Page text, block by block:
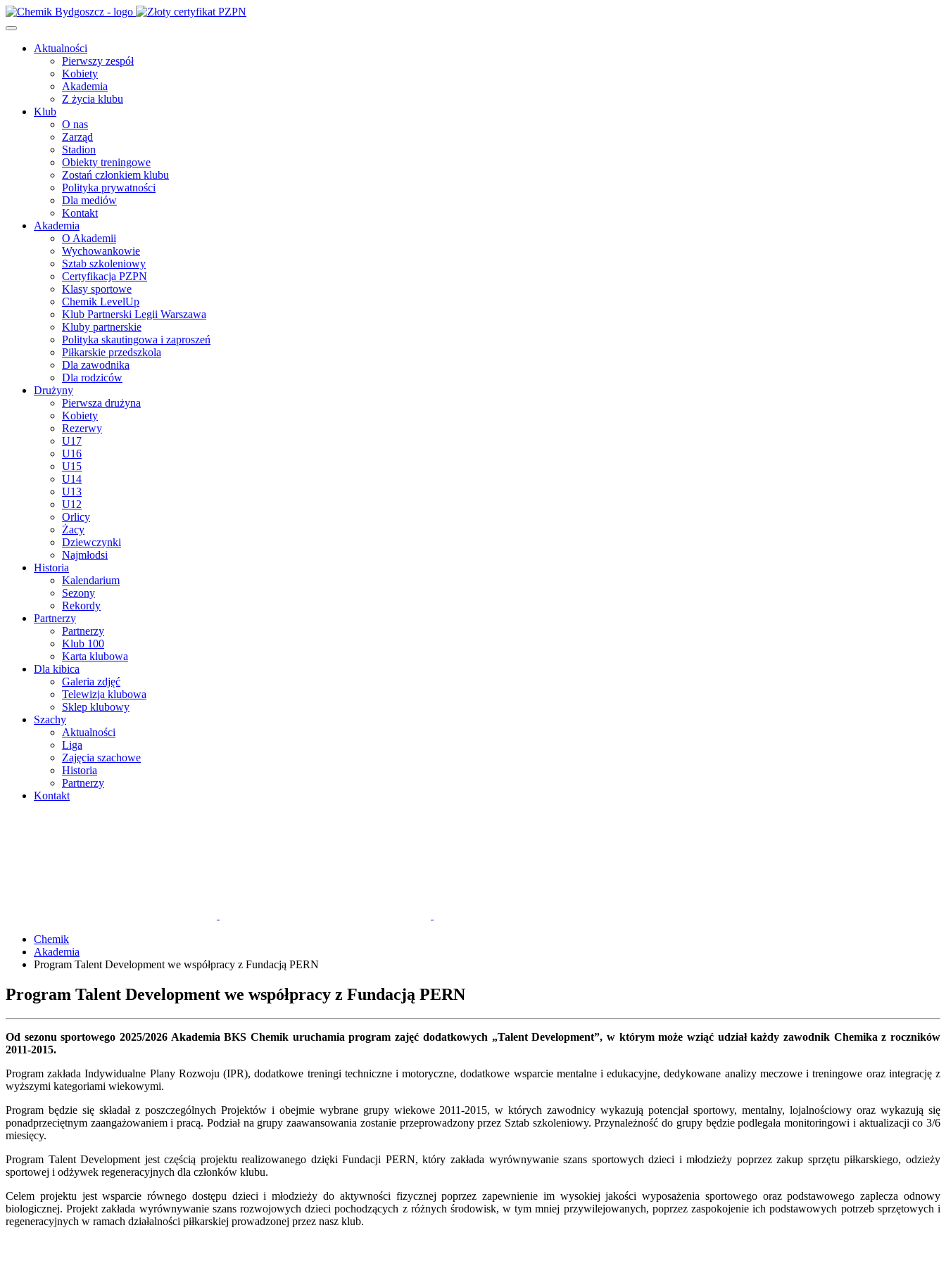
Aktualności
Pierwszy zespół
Kobiety
Akademia
Z życia klubu
Klub
O nas
Zarząd
Stadion
Obiekty treningowe
Zostań członkiem klubu
Polityka prywatności
Dla mediów
Kontakt
Akademia
O Akademii
Wychowankowie
Sztab szkoleniowy
Certyfikacja PZPN
Klasy sportowe
Chemik LevelUp
Klub Partnerski Legii Warszawa
Kluby partnerskie
Polityka skautingowa i zaproszeń
Piłkarskie przedszkola
Dla zawodnika
Dla rodziców
Drużyny
Pierwsza drużyna
Kobiety
Rezerwy
U17
U16
U15
U14
U13
U12
Orlicy
Żacy
Dziewczynki
Najmłodsi
Historia
Kalendarium
Sezony
Rekordy
Partnerzy
Partnerzy
Klub 100
Karta klubowa
Dla kibica
Galeria zdjęć
Telewizja klubowa
Sklep klubowy
Szachy
Aktualności
Liga
Zajęcia szachowe
Historia
Partnerzy
Kontakt
Chemik
Akademia
Program Talent Development we współpracy z Fundacją PERN
Program Talent Development we współpracy z Fundacją PERN
Od sezonu sportowego 2025/2026 Akademia BKS Chemik uruchamia program zajęć dodatkowych „Talent Development”, w którym może wziąć udział każdy zawodnik Chemika z roczników
2011-2015.
Program zakłada Indywidualne Plany Rozwoju (IPR), dodatkowe treningi techniczne i motoryczne, dodatkowe wsparcie mentalne i edukacyjne, dedykowane analizy meczowe i treningowe oraz integrację z
wyższymi kategoriami wiekowymi.
Program będzie się składał z poszczególnych Projektów i obejmie wybrane grupy wiekowe 2011-2015, w których zawodnicy wykazują potencjał sportowy, mentalny, lojalnościowy oraz wykazują się
ponadprzeciętnym zaangażowaniem i pracą. Podział na grupy zaawansowania zostanie przeprowadzony przez Sztab szkoleniowy. Przynależność do grupy będzie podlegała monitoringowi i aktualizacji co 3/6
miesięcy.
Program Talent Development jest częścią projektu realizowanego dzięki Fundacji PERN, który zakłada wyrównywanie szans sportowych dzieci i młodzieży poprzez zakup sprzętu piłkarskiego, odzieży
sportowej i odżywek regeneracyjnych dla członków klubu.
Celem projektu jest wsparcie równego dostępu dzieci i młodzieży do aktywności fizycznej poprzez zapewnienie im wysokiej jakości wyposażenia sportowego oraz podstawowego zaplecza odnowy
biologicznej. Projekt zakłada wyrównywanie szans rozwojowych dzieci pochodzących z różnych środowisk, w tym mniej przywilejowanych, poprzez zaspokojenie ich podstawowych potrzeb sprzętowych i
regeneracyjnych w ramach działalności piłkarskiej prowadzonej przez nasz klub.